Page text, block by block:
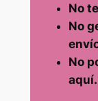
No
No
No
aquí.